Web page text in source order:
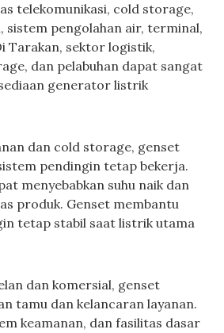
telekomunikasi, cold storage,
sistem pengolahan air, terminal,
Tarakan, sektor logistik,
dan pelabuhan dapat sangat
generator listrik
dan cold storage, genset
pendingin tetap bekerja.
menyebabkan suhu naik dan
produk. Genset membantu
tetap stabil saat listrik utama
dan komersial, genset
tamu dan kelancaran layanan.
keamanan, dan fasilitas dasar